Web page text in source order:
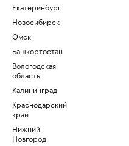
Екатеринбург
Новосибирск
Омск
Башкортостан
Вологодская
область
Калининград
Краснодарский
край
Нижний
Новгород